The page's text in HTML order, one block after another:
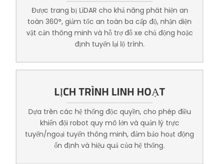
Được trang bị LiDAR cho khả năng phát hiện an
toàn 360°, giảm tốc an toàn ba cấp độ, nhận diện
vật cản thông minh và hỗ trợ đỗ xe chủ động hoặc
định tuyến lại lộ trình.
LỊCH TRÌNH LINH HOẠT
Dựa trên các hệ thống độc quyền, cho phép điều
khiển đội robot quy mô lớn và quản lý trực
tuyến/ngoại tuyến thông minh, đảm bảo hoạt động
ổn định và hiệu quả của hệ thống.